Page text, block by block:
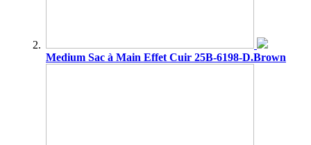
Medium Sac à Main Effet Cuir 25B-6198-D.Brown